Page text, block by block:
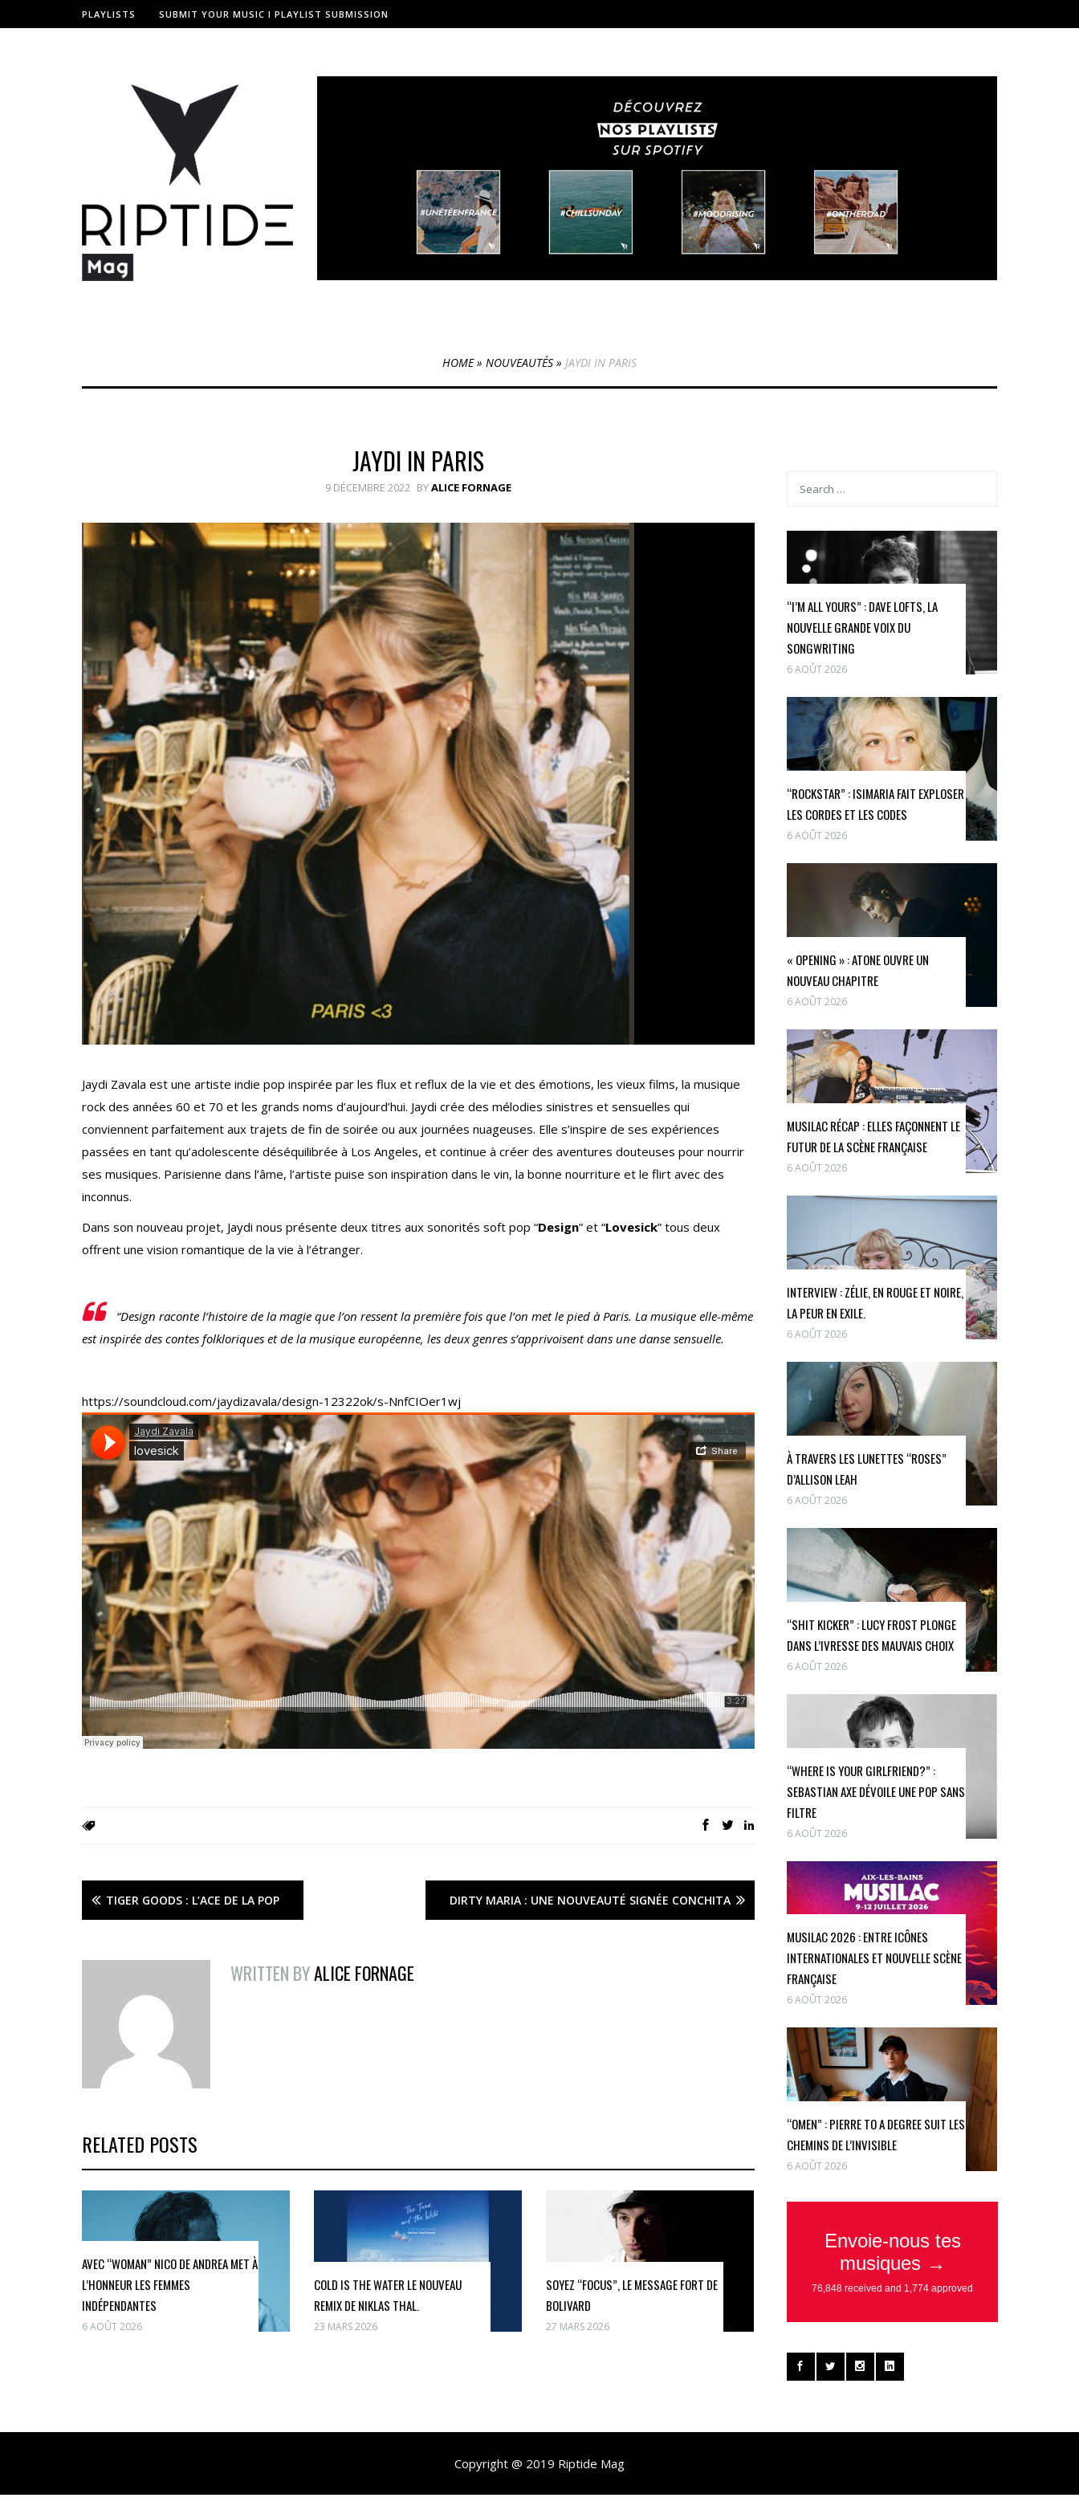
PLAYLISTS SUBMIT YOUR MUSIC I PLAYLIST SUBMISSION
HOME» NOUVEAUTÉS » JAYDI IN PARIS
JAYDI IN PARIS
9 DÉCEMBRE 2022 BYALICE FORNAGE
Jaydi Zavala est une artiste indie pop inspirée par les flux et reflux de la vie et des émotions, les vieux films, la musique
rock des années 60 et 70 et les grands noms d’aujourd’hui. Jaydi crée des mélodies sinistres et sensuelles qui
conviennent parfaitement aux trajets de fin de soirée ou aux journées nuageuses. Elle s’inspire de ses expériences
passées en tant qu’adolescente déséquilibrée à Los Angeles, et continue à créer des aventures douteuses pour nourrir
ses musiques. Parisienne dans l’âme, l’artiste puise son inspiration dans le vin, la bonne nourriture et le flirt avec des
inconnus.
Dans son nouveau projet, Jaydi nous présente deux titres aux sonorités soft pop “Design” et “Lovesick” tous deux
offrent une vision romantique de la vie à l’étranger.
“Design raconte l’histoire de la magie que l’on ressent la première fois que l’on met le pied à Paris. La musique elle-même
est inspirée des contes folkloriques et de la musique européenne, les deux genres s’apprivoisent dans une danse sensuelle.
https://soundcloud.com/jaydizavala/design-12322ok/s-NnfCIOer1wj
TIGER GOODS : L’ACE DE LA POP DIRTY MARIA : UNE NOUVEAUTÉ SIGNÉE CONCHITA
WRITTEN BYALICE FORNAGE
RELATED POSTS
AVEC “WOMAN” NICO DE ANDREA MET À
L’HONNEUR LES FEMMES
INDÉPENDANTES
6 AOÛT 2026
COLD IS THE WATER LE NOUVEAU
REMIX DE NIKLAS THAL.
23 MARS 2026
SOYEZ “FOCUS”, LE MESSAGE FORT DE
BOLIVARD
27 MARS 2026
“I’M ALL YOURS” : DAVE LOFTS, LA
NOUVELLE GRANDE VOIX DU
SONGWRITING
6 AOÛT 2026
“ROCKSTAR” : ISIMARIA FAIT EXPLOSER
LES CORDES ET LES CODES
6 AOÛT 2026
« OPENING » : ATONE OUVRE UN
NOUVEAU CHAPITRE
6 AOÛT 2026
MUSILAC RÉCAP : ELLES FAÇONNENT LE
FUTUR DE LA SCÈNE FRANÇAISE
6 AOÛT 2026
INTERVIEW : ZÉLIE, EN ROUGE ET NOIRE,
LA PEUR EN EXILE.
6 AOÛT 2026
À TRAVERS LES LUNETTES “ROSES”
D’ALLISON LEAH
6 AOÛT 2026
“SHIT KICKER” : LUCY FROST PLONGE
DANS L’IVRESSE DES MAUVAIS CHOIX
6 AOÛT 2026
“WHERE IS YOUR GIRLFRIEND?” :
SEBASTIAN AXE DÉVOILE UNE POP SANS
FILTRE
6 AOÛT 2026
MUSILAC 2026 : ENTRE ICÔNES
INTERNATIONALES ET NOUVELLE SCÈNE
FRANÇAISE
6 AOÛT 2026
“OMEN” : PIERRE TO A DEGREE SUIT LES
CHEMINS DE L’INVISIBLE
6 AOÛT 2026
Copyright @ 2019 Riptide Mag